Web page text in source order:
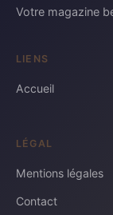
Votre magazine
LIENS
Accueil
LÉGAL
Mentions légales
Contact